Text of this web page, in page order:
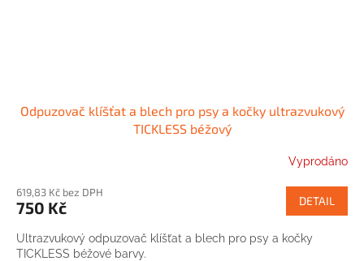
Odpuzovač klíšťat a blech pro psy a kočky ultrazvukový
TICKLESS béžový
Vyprodáno
619,83 Kč bez DPH
750 Kč DETAIL
Ultrazvukový odpuzovač klíšťat a blech pro psy a kočky
TICKLESS béžové barvy.